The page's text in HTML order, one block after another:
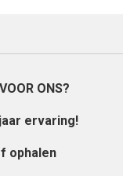
ONS?
ervaring!
ophalen